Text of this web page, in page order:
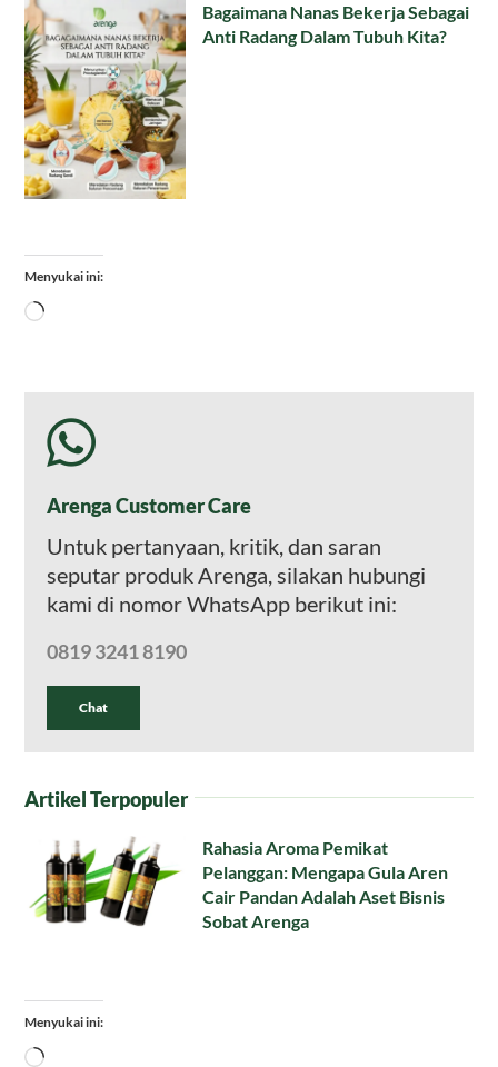
Bagaimana Nanas Bekerja Sebagai
Anti Radang Dalam Tubuh Kita?
Menyukai ini:
Memuat...
Arenga Customer Care
Untuk pertanyaan, kritik, dan saran
seputar produk Arenga, silakan hubungi
kami di nomor WhatsApp berikut ini:
0819 3241 8190
Chat
Artikel Terpopuler
Rahasia Aroma Pemikat
Pelanggan: Mengapa Gula Aren
Cair Pandan Adalah Aset Bisnis
Sobat Arenga
Menyukai ini:
Memuat...